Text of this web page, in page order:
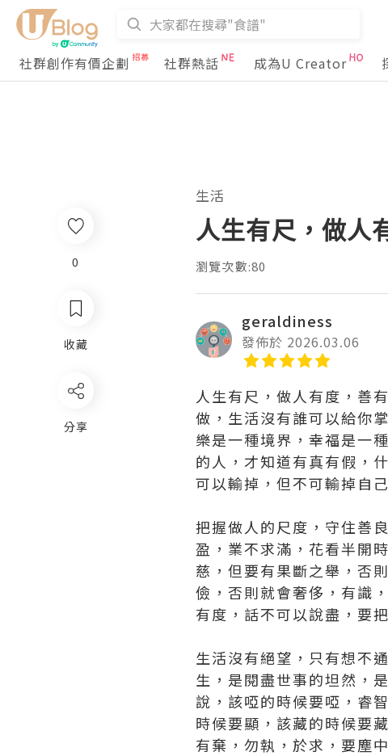
社群創作有價企劃
社群熱話 成為U Creator
生活
人生有尺，做人
瀏覽次數:80
geraldiness
發佈於 2026.03.06
人生有尺，做人有度，善
做，生活沒有誰可以給你
樂是一種境界，幸福是一
的人，才知道有真有假，
可以輸掉，但不可輸掉自
把握做人的尺度，守住善
盈，業不求滿，花看半開
慈，但要有果斷之舉，否
儉，否則就會奢侈，有識
有度，話不可以說盡，要
生活沒有絕望，只有想不
生，是閱盡世事的坦然，
說，該啞的時候要啞，睿
時候要顯，該藏的時候要
有棄，勿執，於求，要塵
0
收藏
分享